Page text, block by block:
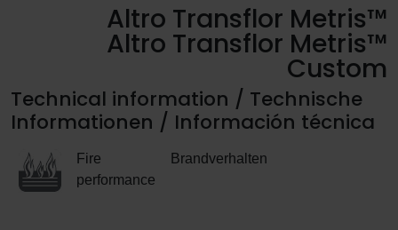
Altro Transflor Metris™
Altro Transflor Metris™
Custom
Technical information / Technische
Informationen / Información técnica
Fire
performance
Brandverhalten